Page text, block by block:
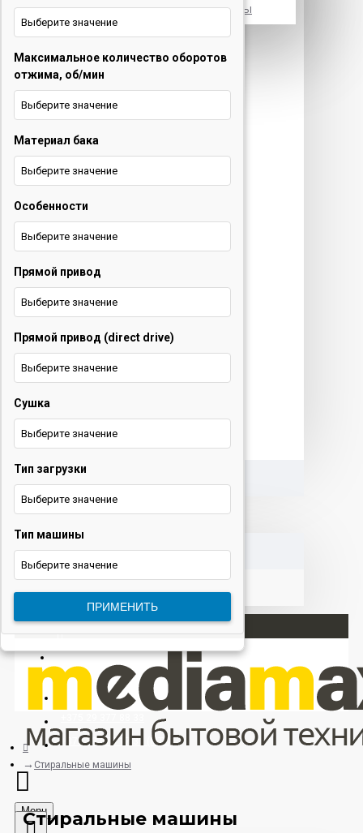
Электроскутеры
+375 29 377 88 33 Бытовая
техника и ТВ
Бытовая
техника и ТВ
+375 29 677 54 10
Электротранспорт
+375 33 653 41 34
Обратный звонок
О нас
Контакты
Услуги
Новости
КОРЗИНА
Вход
Регистрация
+375 33 673 17 31 (МТС)
Menu
Стиральные машины
Стиральные машины
Выберите значение
Максимальное количество оборотов
отжима, об/мин
Выберите значение
Материал бака
Выберите значение
Особенности
Выберите значение
Прямой привод
Выберите значение
Прямой привод (direct drive)
Выберите значение
Сушка
Выберите значение
Тип загрузки
Выберите значение
Тип машины
Выберите значение
ПРИМЕНИТЬ